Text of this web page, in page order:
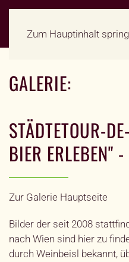
Zum Hauptinhalt
GALERIE:
STÄDTETOUR-
BIER ERLEBEN"
Zur Galerie Hauptseite
Bilder der seit 2008
nach Wien sind hier zu
durch Weinbeisl bekannt,